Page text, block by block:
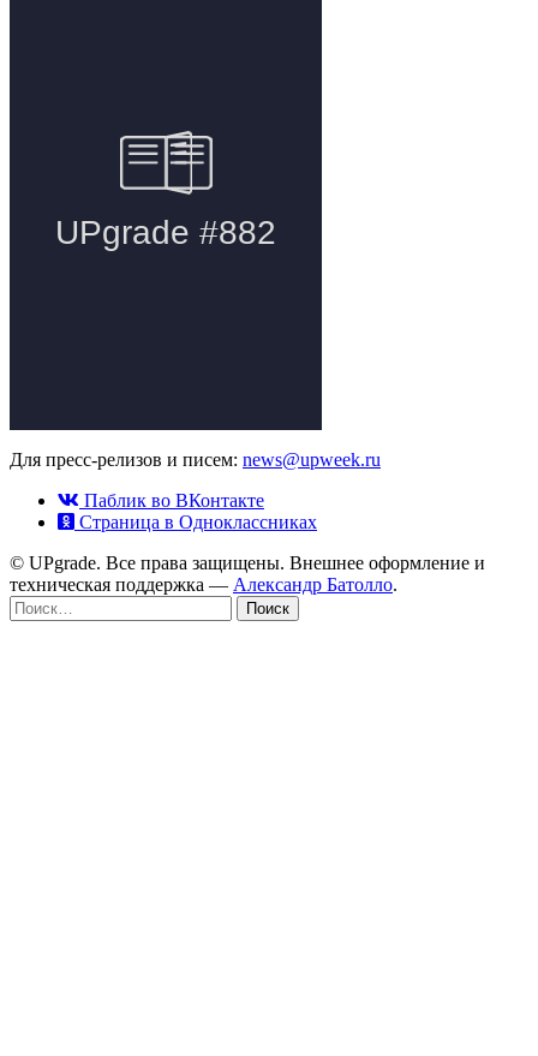
Для пресс-релизов и писем: news@upweek.ru
Паблик во ВКонтакте
Страница в Одноклассниках
© UPgrade. Все права защищены. Внешнее оформление и
техническая поддержка — Александр Батолло.
Найти: